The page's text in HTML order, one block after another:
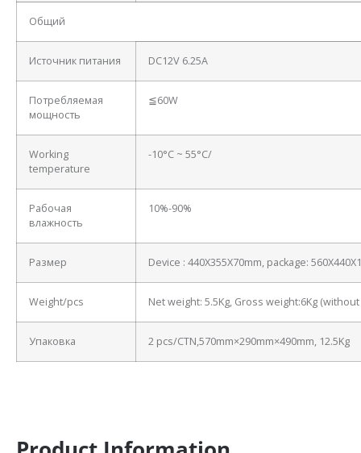
Общий
Источник питания DC12V 6.25A
Потребляемая
мощность
≦60W
Working
temperature
-10°C ~ 55°C/
Рабочая
влажность
10%-90%
Размер Device : 440X355X70mm, package:
Weight/pcs Net weight: 5.5Kg, Gross weight:6Kg (without
Упаковка 2 pcs/CTN,570mm×290mm×490mm, 12.5Kg